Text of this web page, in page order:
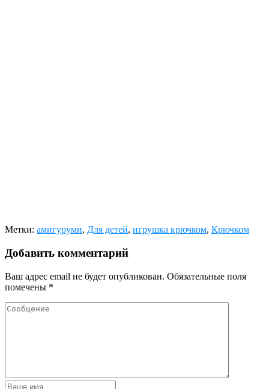
Метки: амигуруми, Для детей, игрушка крючком, Крючком
Добавить комментарий
Ваш адрес email не будет опубликован. Обязательные поля
помечены *